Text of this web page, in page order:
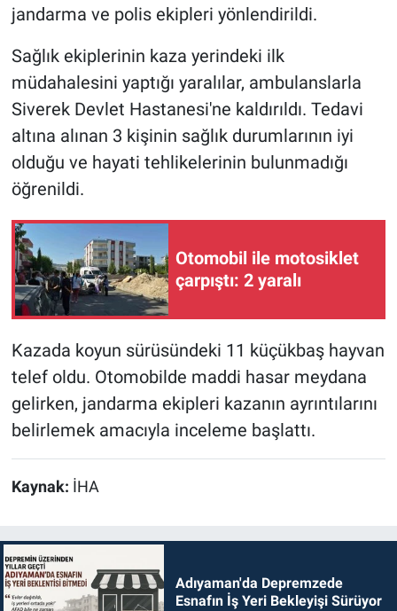
jandarma ve polis ekipleri yönlendirildi.
Sağlık ekiplerinin kaza yerindeki ilk
müdahalesini yaptığı yaralılar, ambulanslarla
Siverek Devlet Hastanesi'ne kaldırıldı. Tedavi
altına alınan 3 kişinin sağlık durumlarının iyi
olduğu ve hayati tehlikelerinin bulunmadığı
öğrenildi.
Otomobil ile motosiklet
çarpıştı: 2 yaralı
Kazada koyun sürüsündeki 11 küçükbaş hayvan
telef oldu. Otomobilde maddi hasar meydana
gelirken, jandarma ekipleri kazanın ayrıntılarını
belirlemek amacıyla inceleme başlattı.
Kaynak: İHA
Adıyaman'da Depremzede
Esnafın İş Yeri Bekleyişi Sürüyor